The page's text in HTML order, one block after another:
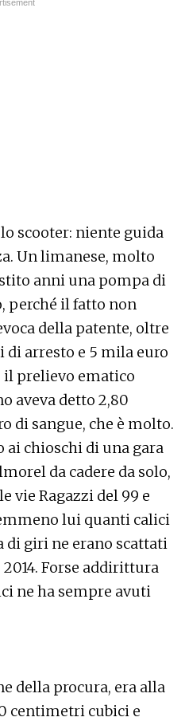
scooter: niente guida
Un limanese, molto
anni una pompa di
perché il fatto non
della patente, oltre
di arresto e 5 mila euro
il prelievo ematico
aveva detto 2,80
di sangue, che è molto.
ai chioschi di una gara
da cadere da solo,
vie Ragazzi del 99 e
lui quanti calici
di giri ne erano scattati
Forse addirittura
ne ha sempre avuti
della procura, era alla
centimetri cubici e